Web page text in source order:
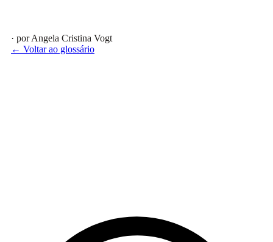
· por Angela Cristina Vogt
← Voltar ao glossário